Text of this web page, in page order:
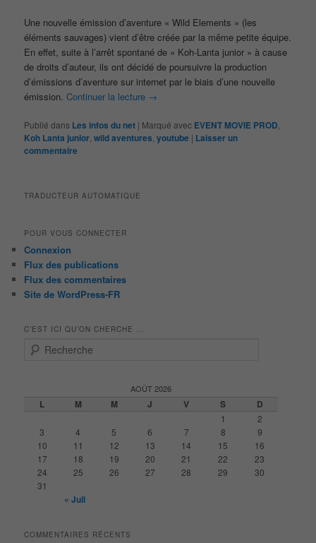
Une nouvelle émission d’aventure « Wild Elements » (les
éléments sauvages) vient d’être créée par la même petite équipe.
En effet, suite à l’arrêt spontané de « Koh-Lanta junior » à cause
de droits d’auteur, ils ont décidé de poursuivre la production
d’émissions d’aventure sur internet par le biais d’une nouvelle
émission.Continuer la lecture →
Publié dans Les infos du net | Marqué avec EVENT MOVIE PROD
Koh Lanta junior ,wild aventures ,youtube | Laisser un
commentaire
TRADUCTEUR AUTOMATIQUE
POUR VOUS CONNECTER
Connexion
Flux des publications
Flux des commentaires
Site de WordPress-FR
C’EST ICI QU’ON CHERCHE …
AOÛT 2026
L M M J V S D
1
2
3
4 5 6 7 8
9
10
11 12 13 14 15
16
17
18 19 20 21 22
23
24
25 26 27 28 29
30
31
« Juil
COMMENTAIRES RÉCENTS